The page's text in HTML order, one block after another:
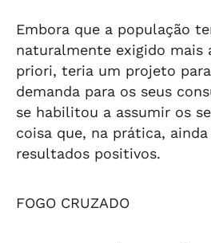
Embora que a população
naturalmente exigido mais
priori, teria um projeto
demanda para os seus
se habilitou a assumir os
coisa que, na prática,
resultados positivos.
FOGO CRUZADO